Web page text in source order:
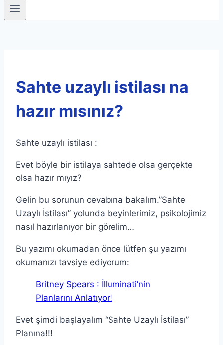
Sahte uzaylı istilası na
hazır mısınız?
Sahte uzaylı istilası :
Evet böyle bir istilaya sahtede olsa gerçekte
olsa hazır mıyız?
Gelin bu sorunun cevabına bakalım.”Sahte
Uzaylı İstilası” yolunda beyinlerimiz, psikolojimiz
nasıl hazırlanıyor bir görelim…
Bu yazımı okumadan önce lütfen şu yazımı
okumanızı tavsiye ediyorum:
Britney Spears : İlluminati’nin
Planlarını Anlatıyor!
Evet şimdi başlayalım “Sahte Uzaylı İstilası”
Planına!!!